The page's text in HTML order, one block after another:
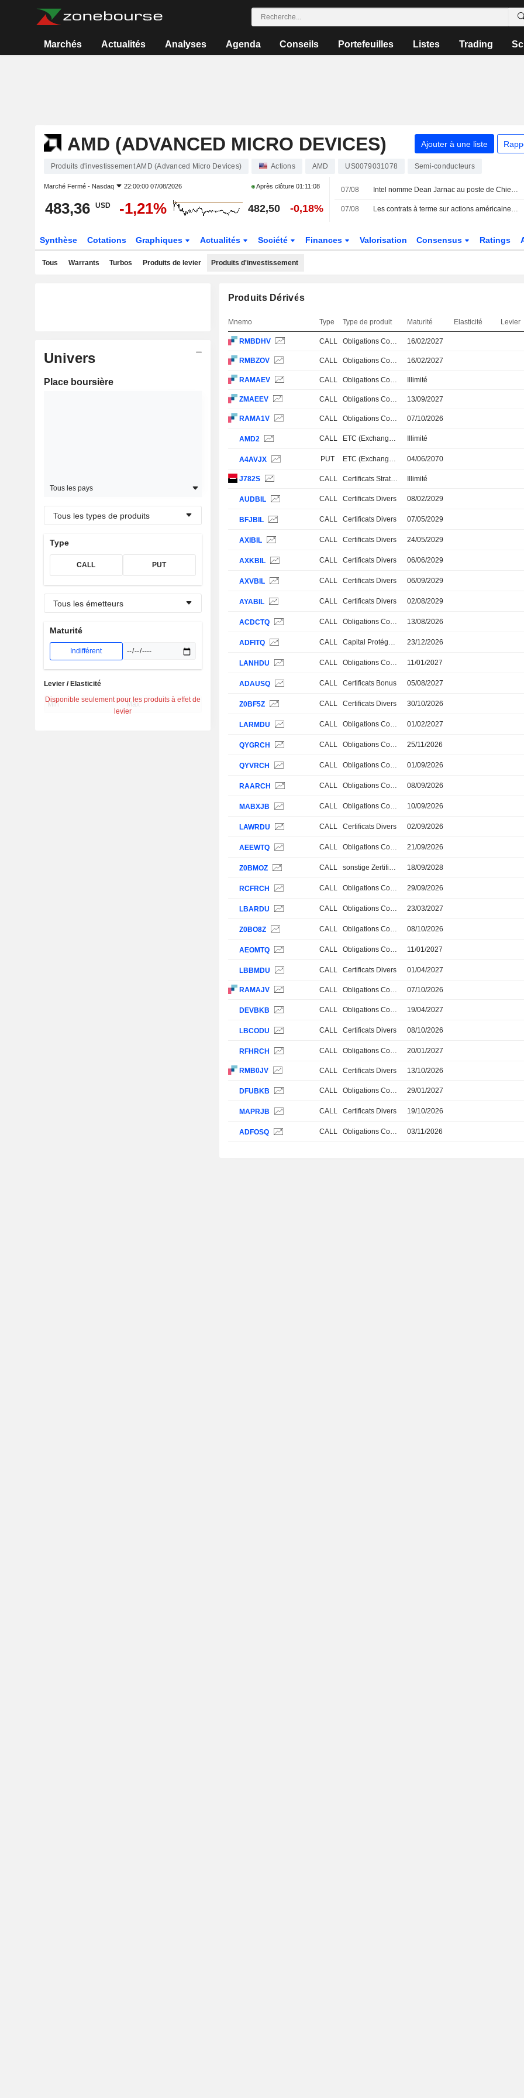
Marchés Actualités Analyses Agenda Conseils Portefeuilles Listes Trading
AMD (ADVANCED MICRO DEVICES) Ajouter à une liste
Produits d'investissement AMD (Advanced Micro Devices) Actions AMD US0079031078 Semi-conducteurs
Marché Fermé - Nasdaq 22:00:00 07/08/2026 Après clôture 01:11:08
483,36 USD -1,21% 482,50 -0,18%
07/08 Intel nomme Dean Jarnac au poste de Chief Sales Officer
07/08 Les contrats à terme sur actions américaines progressent avant l'ouverture, entre rapport sur l'emploi et tensions au Moyen-Orient
Synthèse Cotations Graphiques Actualités Société Finances Valorisation Consensus Ratings
Tous Warrants Turbos Produits de levier Produits d'investissement
Univers
Place boursière
Tous les pays
Tous les types de produits
Type
CALL PUT
Tous les émetteurs
Maturité
Indifférent
Disponible seulement pour les produits à effet de
levier
Levier / Elasticité
Produits Dérivés
Mnemo Type Type de produit Maturité Elasticité Levier
RMBDHV CALL Obligations Convertibles 16/02/2027
RMBZOV CALL Obligations Convertibles 16/02/2027
RAMAEV CALL Obligations Convertibles Illimité
ZMAEEV CALL Obligations Convertibles 13/09/2027
RAMA1V CALL Obligations Convertibles 07/10/2026
AMD2 CALL ETC (Exchange Traded Commodities) Illimité
A4AVJX PUT ETC (Exchange Traded Commodities) 04/06/2070
J782S CALL Certificats Stratégiques, Thématiques et Paniers Illimité
AUDBIL CALL Certificats Divers 08/02/2029
BFJBIL CALL Certificats Divers 07/05/2029
AXIBIL CALL Certificats Divers 24/05/2029
AXKBIL CALL Certificats Divers 06/06/2029
AXVBIL CALL Certificats Divers 06/09/2029
AYABIL CALL Certificats Divers 02/08/2029
ACDCTQ CALL Obligations Convertibles 13/08/2026
ADFITQ CALL Capital Protégé 100% 23/12/2026
LANHDU CALL Obligations Convertibles 11/01/2027
ADAUSQ CALL Certificats Bonus 05/08/2027
Z0BF5Z CALL Certificats Divers 30/10/2026
LARMDU CALL Obligations Convertibles 01/02/2027
QYGRCH CALL Obligations Convertibles 25/11/2026
QYVRCH CALL Obligations Convertibles 01/09/2026
RAARCH CALL Obligations Convertibles 08/09/2026
MABXJB CALL Obligations Convertibles 10/09/2026
LAWRDU CALL Certificats Divers 02/09/2026
AEEWTQ CALL Obligations Convertibles 21/09/2026
Z0BMOZ CALL sonstige Zertifikate 18/09/2028
RCFRCH CALL Obligations Convertibles 29/09/2026
LBARDU CALL Obligations Convertibles 23/03/2027
Z0BO8Z CALL Obligations Convertibles 08/10/2026
AEOMTQ CALL Obligations Convertibles 11/01/2027
LBBMDU CALL Certificats Divers 01/04/2027
RAMAJV CALL Obligations Convertibles 07/10/2026
DEVBKB CALL Obligations Convertibles 19/04/2027
LBCODU CALL Certificats Divers 08/10/2026
RFHRCH CALL Obligations Convertibles 20/01/2027
RMB0JV CALL Certificats Divers 13/10/2026
DFUBKB CALL Obligations Convertibles 29/01/2027
MAPRJB CALL Certificats Divers 19/10/2026
ADFOSQ CALL Obligations Convertibles 03/11/2026